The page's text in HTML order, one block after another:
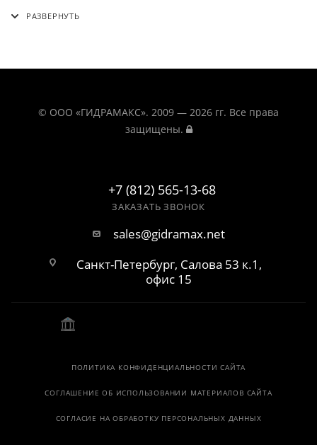
© ООО «ГИДРАМАКС». 2009 — 2026 гг. Все права
защищены.
+7 (812) 565-13-68
ЗАКАЗАТЬ ЗВОНОК
sales@gidramax.net
Санкт-Петербург, Салова 53 к.1,
офис 15
ПОЛИТИКА КОНФИДЕНЦИАЛЬНОСТИ САЙТА
СОГЛАШЕНИЕ ОБ ИСПОЛЬЗОВАНИИ МАТЕРИАЛОВ САЙТА
СОГЛАСИЕ НА ОБРАБОТКУ ПЕРСОНАЛЬНЫХ ДАННЫХ